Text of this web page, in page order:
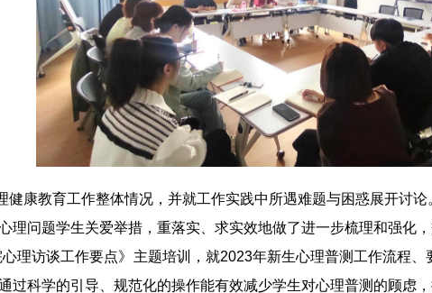
康教育工作整体情况，并就工作实践中所遇难题与困惑展开讨
理问题学生关爱举措，重落实、求实效地做了进一步梳理和强化，
理访谈工作要点》主题培训，就2023年新生心理普测工作流程
过科学的引导、规范化的操作能有效减少学生对心理普测的顾虑